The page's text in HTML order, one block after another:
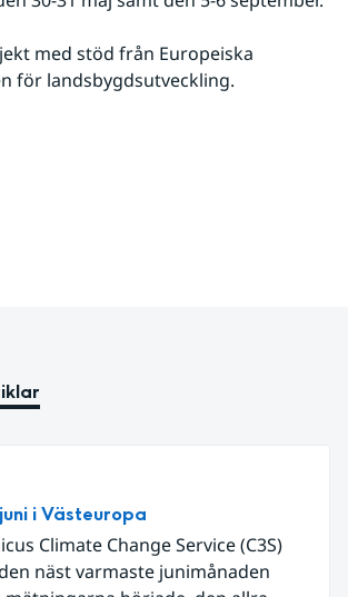
med stöd från Europeiska
för landsbygdsutveckling.
i Västeuropa
Climate Change Service (C3S)
näst varmaste junimånaden